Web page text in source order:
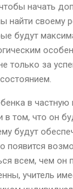
начать
найти своему
будут
только за
в
том, что он
будут
появится
всем, чем он
учитель